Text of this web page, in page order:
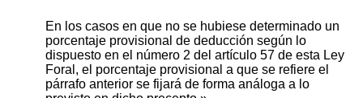
En los casos en que no se hubiese determinado un
porcentaje provisional de deducción según lo
dispuesto en el número 2 del artículo 57 de esta Ley
Foral, el porcentaje provisional a que se refiere el
párrafo anterior se fijará de forma análoga a lo